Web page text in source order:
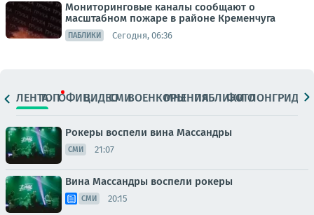
Мониторинговые каналы сообщают о
масштабном пожаре в районе Кременчуга
ПАБЛИКИ Сегодня, 06:36
ЛЕНТАТОПОФИЦ.ВИДЕОСМИВОЕНКОРЫМНЕНИЯПАБЛИКИ
ФОТОЛОНГРИДЫ
Рокеры воспели вина Массандры
СМИ 21:07
Вина Массандры воспели рокеры
СМИ 20:15